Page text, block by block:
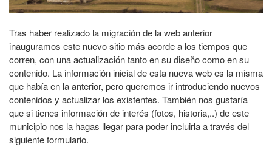
Tras haber realizado la migración de la web anterior
inauguramos este nuevo sitio más acorde a los tiempos que
corren, con una actualización tanto en su diseño como en su
contenido. La información inicial de esta nueva web es la misma
que había en la anterior, pero queremos ir introduciendo nuevos
contenidos y actualizar los existentes. También nos gustaría
que si tienes información de interés (fotos, historia,..) de este
municipio nos la hagas llegar para poder incluirla a través del
siguiente formulario.